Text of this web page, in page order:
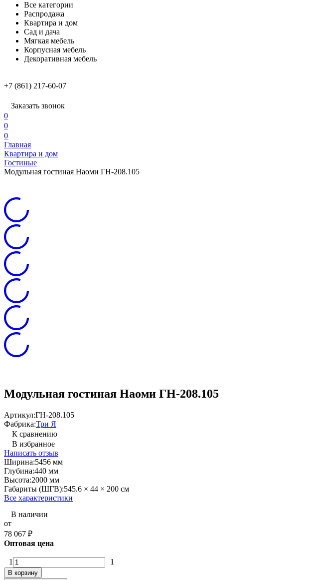
Все категории
Распродажа
Квартира и дом
Сад и дача
Мягкая мебель
Корпусная мебель
Декоративная мебель
+7 (861) 217-60-07
Заказать звонок
0
0
0
Главная
Квартира и дом
Гостиные
Модульная гостиная Наоми ГН-208.105
Модульная гостиная Наоми ГН-208.105
Артикул:ГН-208.105
Фабрика:Три Я
К сравнению
В избранное
Написать отзыв
Ширина:5456 мм
Глубина:440 мм
Высота:2000 мм
Габариты (ШГВ):545.6 × 44 × 200 см
Все характеристики
В наличии
от
78 067 ₽
Оптовая цена
1 1
В корзину